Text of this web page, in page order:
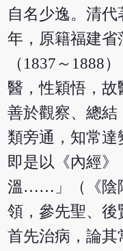
自名少逸。清
年，原籍福建省
（1837～1888
醫，性穎悟，故
善於觀察、總結
類旁通，知常達
即是以《內經
溫……」（《陰
領，參先聖、後
首先治病，論其